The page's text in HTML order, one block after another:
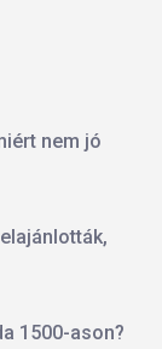
nem jó
1500-ason?